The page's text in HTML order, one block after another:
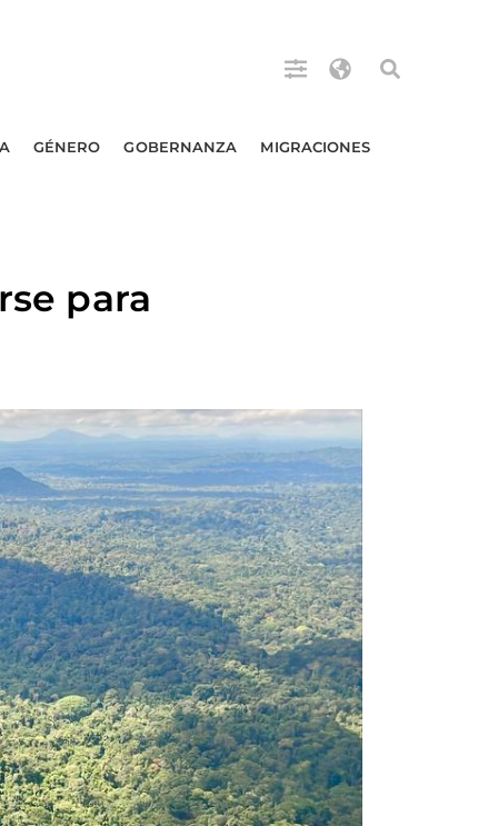
GÉNERO GOBERNANZA MIGRACIONES
para